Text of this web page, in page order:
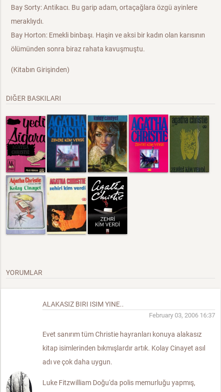
Bay Sorty: Antikacı. Bu garip adam, ortaçağlara özgü ayinlere
meraklıydı.
Bay Horton: Emekli binbaşı. Haşin ve aksi bir kadın olan karısının
ölümünden sonra biraz rahata kavuşmuştu.
(Kitabın Girişinden)
DIĞER BASKILARI
YORUMLAR
ALAKASIZ BIRI ISIM YINE..
February 03, 2006 16:37
Evet sanırım tüm Christie hayranları konuya alakasız
kitap isimlerinden bıkmışlardır artık. Kolay Cinayet asıl
adı ve çok daha uygun.
Luke Fitzwilliam Doğu'da polis memurluğu yapmış,